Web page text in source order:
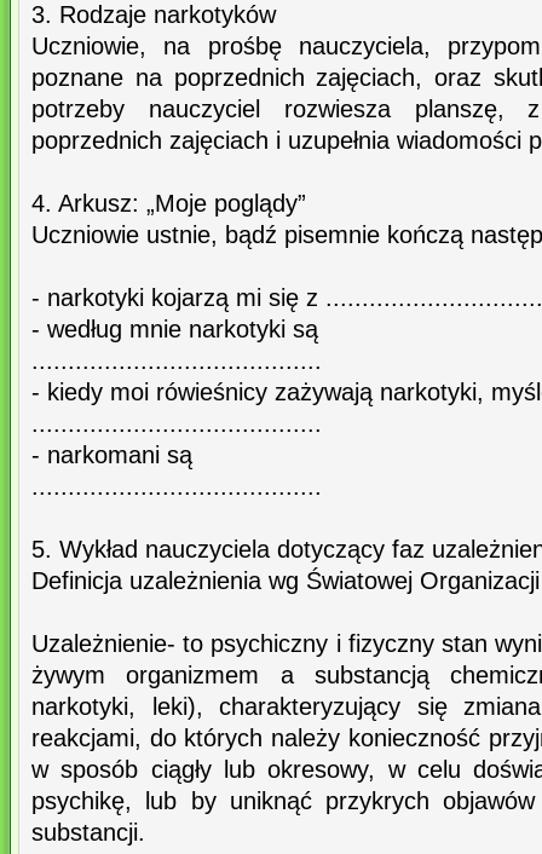
3. Rodzaje narkotyków
Uczniowie, na prośbę nauczyciela,
poznane na poprzednich zajęciach, oraz
potrzeby nauczyciel rozwiesza
poprzednich zajęciach i uzupełnia wiadomości
4. Arkusz: „Moje poglądy”
Uczniowie ustnie, bądź pisemnie kończą
- narkotyki kojarzą mi się z
- według mnie narkotyki są
........................................
- kiedy moi rówieśnicy zażywają narkotyki,
........................................
- narkomani są
........................................
5. Wykład nauczyciela dotyczący faz
Definicja uzależnienia wg Światowej
Uzależnienie- to psychiczny i fizyczny stan
żywym organizmem a substancją
narkotyki, leki), charakteryzujący się
reakcjami, do których należy konieczność
w sposób ciągły lub okresowy, w celu
psychikę, lub by uniknąć przykrych
substancji.